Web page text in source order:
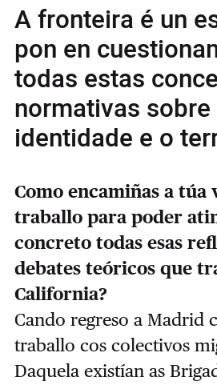
A fronteira é un
pon en
todas estas
normativas sobre
identidade e o
Como encamiñas a túa
traballo para poder
concreto todas esas
debates teóricos que
California?
Cando regreso a Madrid
traballo cos colectivos
Daquela existían as